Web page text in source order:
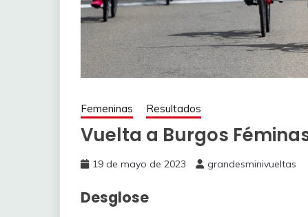
Femeninas Resultados
Vuelta a Burgos
19 de mayo de 2023 grandesminivueltas
Desglose